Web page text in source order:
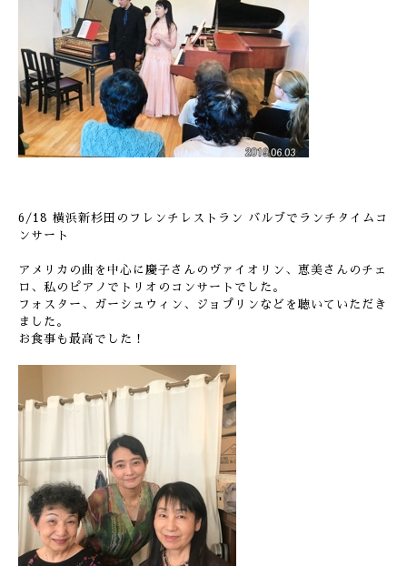
6/18 横浜新杉田のフレンチレストラン バルブでランチタイムコ
ンサート
アメリカの曲を中心に慶子さんのヴァイオリン、恵美さんのチェ
ロ、私のピアノでトリオのコンサートでした。
フォスター、ガーシュウィン、ジョプリンなどを聴いていただき
ました。
お食事も最高でした！